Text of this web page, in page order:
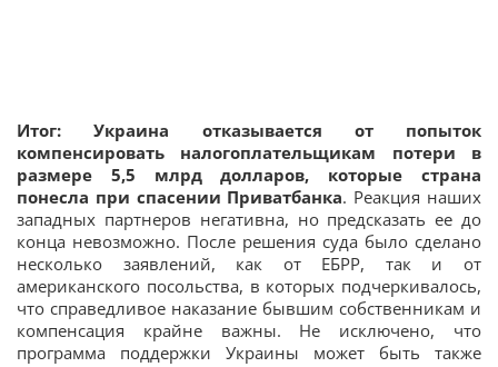
Итог: Украина отказывается от попыток
компенсировать налогоплательщикам потери в
размере 5,5 млрд долларов, которые страна
понесла при спасении Приватбанка. Реакция наших
западных партнеров негативна, но предсказать ее до
конца невозможно. После решения суда было сделано
несколько заявлений, как от ЕБРР, так и от
американского посольства, в которых подчеркивалось,
что справедливое наказание бывшим собственникам и
компенсация крайне важны. Не исключено, что
программа поддержки Украины может быть также